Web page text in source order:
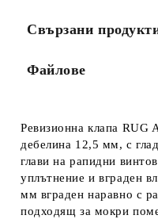
цена не включва транспорт.
Свързани
Файлове
Ревизионна клапа RUG
дебелина 12,5 мм, с
глави на рапидни
уплътнение и вграден
мм вграден наравно с
подходящ за мокри